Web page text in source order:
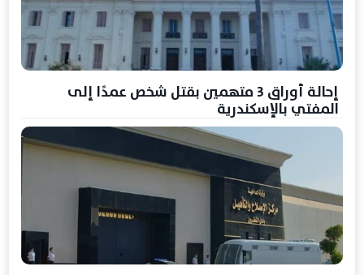
إحالة أوراق 3 متهمين بقتل شخص عمدًا إلى
المفتي بالإسكندرية